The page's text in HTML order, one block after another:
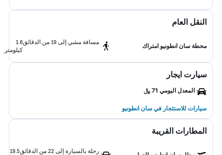
النقل العام
محطة سان انطونيو امتراك
مسافة مشي إلى 19 من الدقائق
1.6
كيلومتر
سيارت ايجار
المعدل اليومي 71 ﷼
سيارات للاستئجار في سان انطونيو
المطارات القريبة
رحلة بالسيارة إلى 22 من الدقائق
19.5